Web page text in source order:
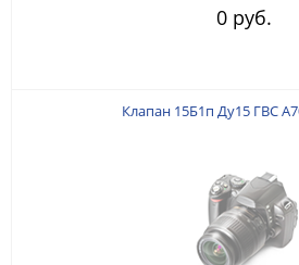
0 руб.
Клапан 15Б1п Ду15 ГВС